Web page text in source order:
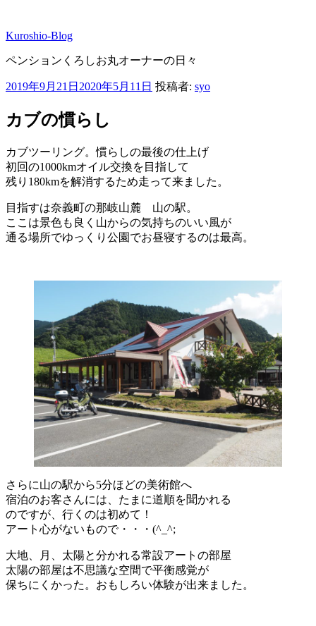
テ
ン
へ
キ
ッ
プ
Kuroshio-Blog
ペンションくろしお丸オーナーの日々
投
日:
2019年9月21日 2020年5月11日 投稿者: syo
カブの慣らし
カブツーリング。慣らしの最後の仕上げ
初回の1000kmオイル交換を目指して
残り180kmを解消するため走って来ました。
目指すは奈義町の那岐山麓 山の駅。
ここは景色も良く山からの気持ちのいい風が
通る場所でゆっくり公園でお昼寝するのは最高。
さらに山の駅から5分ほどの美術館へ
宿泊のお客さんには、たまに道順を聞かれる
のですが、行くのは初めて！
アート心がないもので・・・(^_^;
大地、月、太陽と分かれる常設アートの部屋
太陽の部屋は不思議な空間で平衡感覚が
保ちにくかった。おもしろい体験が出来ました。